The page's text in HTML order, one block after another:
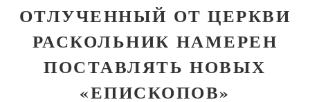
ОТЛУЧЕННЫЙ ОТ ЦЕРКВИ
РАСКОЛЬНИК НАМЕРЕН
ПОСТАВЛЯТЬ НОВЫХ
«ЕПИСКОПОВ»